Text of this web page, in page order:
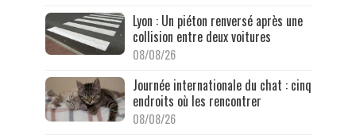
Lyon : Un piéton renversé après une
collision entre deux voitures
08/08/26
Journée internationale du chat : cinq
endroits où les rencontrer
08/08/26